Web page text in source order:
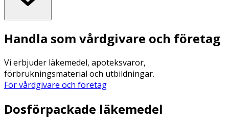
Handla som vårdgivare och företag
Vi erbjuder läkemedel, apoteksvaror,
förbrukningsmaterial och utbildningar.
För vårdgivare och företag
Dosförpackade läkemedel